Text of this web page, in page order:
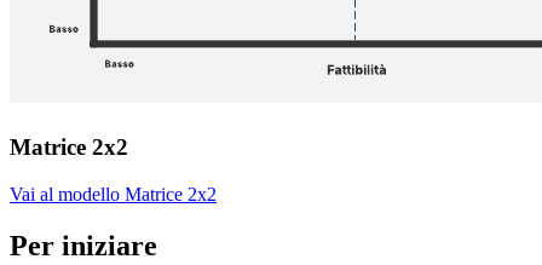
Matrice 2x2
Vai al modello Matrice 2x2
Per iniziare